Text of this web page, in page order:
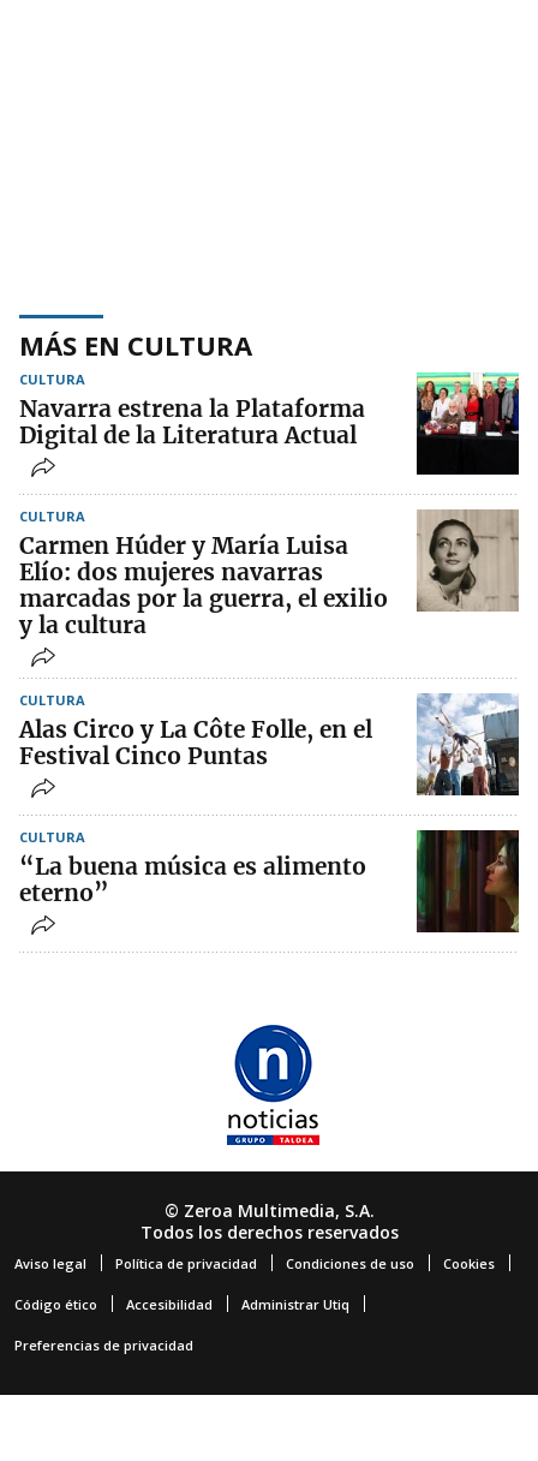
MÁS EN CULTURA
CULTURA
Navarra estrena la Plataforma
Digital de la Literatura Actual
CULTURA
Carmen Húder y María Luisa
Elío: dos mujeres navarras
marcadas por la guerra, el exilio
y la cultura
CULTURA
Alas Circo y La Côte Folle, en el
Festival Cinco Puntas
CULTURA
“La buena música es alimento
eterno”
© Zeroa Multimedia, S.A.
Todos los derechos reservados
Aviso legal Política de privacidad Condiciones de uso Cookies
Código ético Accesibilidad Administrar Utiq
Preferencias de privacidad